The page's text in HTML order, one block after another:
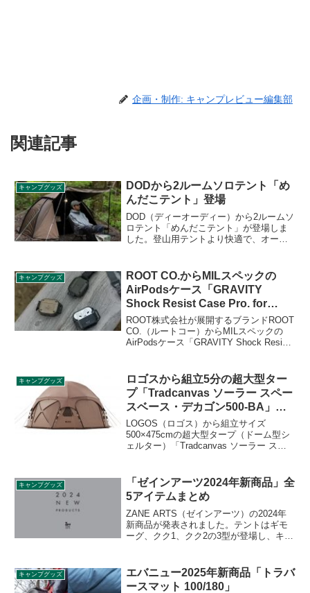
企画・制作: キャンプレビュー編集部
関連記事
キャンプグッズ
DODから2ルームソロテント「め
んだこテント」登場
DOD（ディーオーディー）から2ルームソ
ロテント「めんだこテント」が登場しま
した。登山用テントより快適で、オート
トです。軽さ重視の登山用テントでは物
足りないけど、オートキャンプ用は重く
て嵩張るという課題を解決します。詳細
をレビューします。
キャンプグッズ
ROOT CO.からMILスペックの
AirPodsケース「GRAVITY
Shock Resist Case Pro. for
AirPods/AirPods Pro」登場
ROOT株式会社が展開するブランドROOT
CO.（ルートコー）からMILスペックの
AirPodsケース「GRAVITY Shock Resist
も安心してAirPodsを持ち歩くことができ
ます。詳細をレビューします。
キャンプグッズ
ロゴスから組立5分の超大型ター
プ「Tradcanvas ソーラー スペー
スベース・デカゴン500-BA」登
場
LOGOS（ロゴス）から組立サイズ
500×475cmの超大型タープ（ドーム型シ
ェルター）「Tradcanvas ソーラー スペ
ーします。
キャンプグッズ
「ゼインアーツ2024年新商品」全
5アイテムまとめ
ZANE ARTS（ゼインアーツ）の2024年
新商品が発表されました。テントはギモ
ーグ、クク1、クク2の3型が登場し、キッ
品が登場します。詳細をレビューしま
キャンプグッズ
エバニュー2025年新商品「トラバ
ースマット 100/180」